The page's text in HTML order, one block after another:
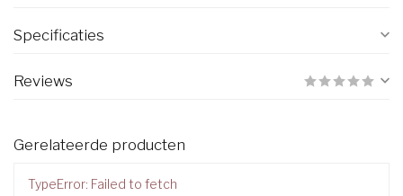
Specificaties
Reviews
Gerelateerde producten
TypeError: Failed to fetch